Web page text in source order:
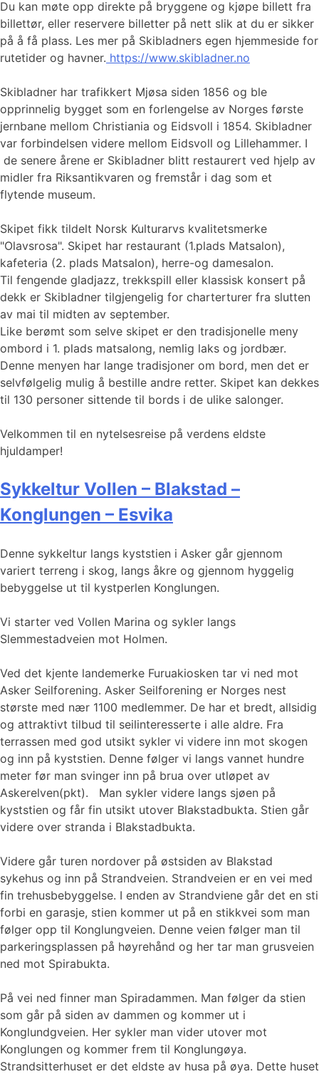
Du kan møte opp direkte på bryggene og kjøpe billett fra
billettør, eller reservere billetter på nett slik at du er sikker
på å få plass. Les mer på Skibladners egen hjemmeside for
rutetider og havner. https://www.skibladner.no
Skibladner har trafikkert Mjøsa siden 1856 og ble
opprinnelig bygget som en forlengelse av Norges første
jernbane mellom Christiania og Eidsvoll i 1854. Skibladner
var forbindelsen videre mellom Eidsvoll og Lillehammer. I
de senere årene er Skibladner blitt restaurert ved hjelp av
midler fra Riksantikvaren og fremstår i dag som et
flytende museum.
Skipet fikk tildelt Norsk Kulturarvs kvalitetsmerke
"Olavsrosa". Skipet har restaurant (1.plads Matsalon),
kafeteria (2. plads Matsalon), herre-og damesalon.
Til fengende gladjazz, trekkspill eller klassisk konsert på
dekk er Skibladner tilgjengelig for charterturer fra slutten
av mai til midten av september.
Like berømt som selve skipet er den tradisjonelle meny
ombord i 1. plads matsalong, nemlig laks og jordbær.
Denne menyen har lange tradisjoner om bord, men det er
selvfølgelig mulig å bestille andre retter. Skipet kan dekkes
til 130 personer sittende til bords i de ulike salonger.
Velkommen til en nytelsesreise på verdens eldste
hjuldamper!
Sykkeltur Vollen – Blakstad –
Konglungen – Esvika
Denne sykkeltur langs kyststien i Asker går gjennom
variert terreng i skog, langs åkre og gjennom hyggelig
bebyggelse ut til kystperlen Konglungen.
Vi starter ved Vollen Marina og sykler langs
Slemmestadveien mot Holmen.
Ved det kjente landemerke Furuakiosken tar vi ned mot
Asker Seilforening. Asker Seilforening er Norges nest
største med nær 1100 medlemmer. De har et bredt, allsidig
og attraktivt tilbud til seilinteresserte i alle aldre. Fra
terrassen med god utsikt sykler vi videre inn mot skogen
og inn på kyststien. Denne følger vi langs vannet hundre
meter før man svinger inn på brua over utløpet av
Askerelven(pkt). Man sykler videre langs sjøen på
kyststien og får fin utsikt utover Blakstadbukta. Stien går
videre over stranda i Blakstadbukta.
Videre går turen nordover på østsiden av Blakstad
sykehus og inn på Strandveien. Strandveien er en vei med
fin trehusbebyggelse. I enden av Strandviene går det en sti
forbi en garasje, stien kommer ut på en stikkvei som man
følger opp til Konglungveien. Denne veien følger man til
parkeringsplassen på høyrehånd og her tar man grusveien
ned mot Spirabukta.
På vei ned finner man Spiradammen. Man følger da stien
som går på siden av dammen og kommer ut i
Konglundgveien. Her sykler man vider utover mot
Konglungen og kommer frem til Konglungøya.
Strandsitterhuset er det eldste av husa på øya. Dette huset